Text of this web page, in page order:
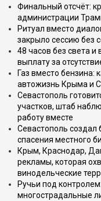
Финальный отсчёт:
администрации
Ритуал вместо
закрыло сессию без
48 часов без света
выплату за
Газ вместо бензина:
автожизнь Крыма и
Севастополь
участков, штаб
работу вместе
Севастополь
спасения местного
Крым, Краснодар,
рекламы, которая
винодельческие
Ручьи под
многострадальные